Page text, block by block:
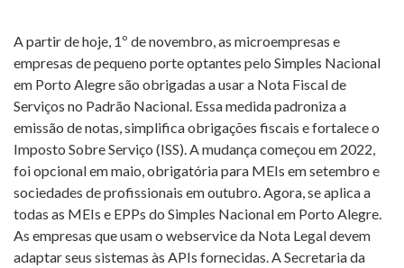
A partir de hoje, 1º de novembro, as microempresas e
empresas de pequeno porte optantes pelo Simples Nacional
em Porto Alegre são obrigadas a usar a Nota Fiscal de
Serviços no Padrão Nacional. Essa medida padroniza a
emissão de notas, simplifica obrigações fiscais e fortalece o
Imposto Sobre Serviço (ISS). A mudança começou em 2022,
foi opcional em maio, obrigatória para MEIs em setembro e
sociedades de profissionais em outubro. Agora, se aplica a
todas as MEIs e EPPs do Simples Nacional em Porto Alegre.
As empresas que usam o webservice da Nota Legal devem
adaptar seus sistemas às APIs fornecidas. A Secretaria da